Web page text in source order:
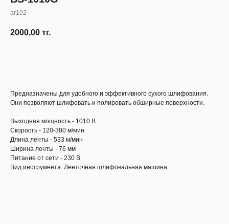
ar102
2000,00 тг.
Предназначены для удобного и эффективного сухого шлифования.
Они позволяют шлифовать и полировать обширные поверхности.
Выходная мощность - 1010 В
Скорость - 120-380 м/мин
Длина ленты - 533 м/мин
Ширина ленты - 76 мм
Питание от сети - 230 В
Вид инструмента: Ленточная шлифовальная машина